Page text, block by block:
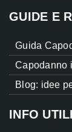
GUIDE E
Guida
Capodanno
Blog: idee
INFO UTILI